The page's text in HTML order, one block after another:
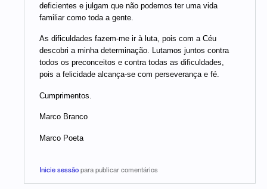
deficientes e julgam que não podemos ter uma vida
familiar como toda a gente.
As dificuldades fazem-me ir à luta, pois com a Céu
descobri a minha determinação. Lutamos juntos contra
todos os preconceitos e contra todas as dificuldades,
pois a felicidade alcança-se com perseverança e fé.
Cumprimentos.
Marco Branco
Marco Poeta
Inicie sessãopara publicar comentários